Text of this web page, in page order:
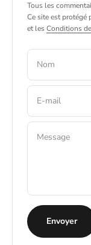
Tous les
Ce site est protégé
et lesConditions
Nom
E-mail
Message
Envoyer